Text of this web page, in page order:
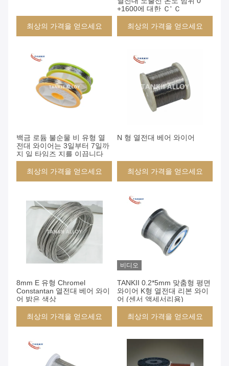
최상의 가격을 얻으세요
+1600에 대한 Ｃ' Ｃ
최상의 가격을 얻으세요
백금 로듐 불순물 비 유형 열
전대 와이어는 3일부터 7일까
지 일 타임즈 지를 이끕니다
최상의 가격을 얻으세요
N 형 열전대 베어 와이어
최상의 가격을 얻으세요
8mm E 유형 Chromel
Constantan 열전대 베어 와이
어 밝은 색상
최상의 가격을 얻으세요
비디오
TANKII 0.2*5mm 맞춤형 평면
와이어 K형 열전대 리본 와이
어 (센서 액세서리용)
최상의 가격을 얻으세요